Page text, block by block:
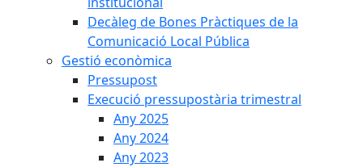
Decàleg de Bones Pràctiques de la
Comunicació Local Pública
Gestió econòmica
Pressupost
Execució pressupostària trimestral
Any 2025
Any 2024
Any 2023